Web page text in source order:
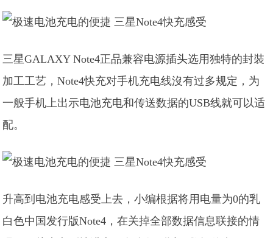
三星GALAXY Note4正品兼容电源插头选用独特的封裝
加工工艺，Note4快充对手机充电线沒有过多规定，为
一般手机上出示电池充电和传送数据的USB线就可以适
配。
升高到电池充电感受上去，小编根据将用电量为0的乳
白色中国发行版Note4，在关掉全部数据信息联接的情